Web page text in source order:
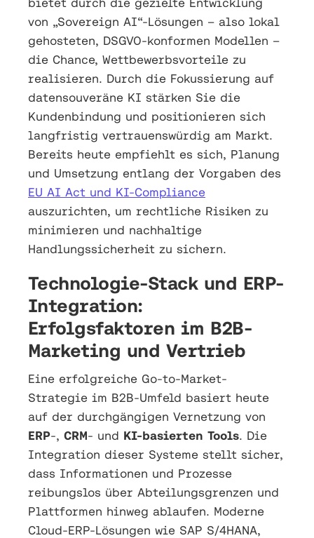
bietet durch die gezielte Entwicklung
von „Sovereign AI“-Lösungen – also lokal
gehosteten, DSGVO-konformen Modellen –
die Chance, Wettbewerbsvorteile zu
realisieren. Durch die Fokussierung auf
datensouveräne KI stärken Sie die
Kundenbindung und positionieren sich
langfristig vertrauenswürdig am Markt.
Bereits heute empfiehlt es sich, Planung
und Umsetzung entlang der Vorgaben des
EU AI Act und KI-Compliance
auszurichten, um rechtliche Risiken zu
minimieren und nachhaltige
Handlungssicherheit zu sichern.
Technologie-Stack und ERP-
Integration:
Erfolgsfaktoren im B2B-
Marketing und Vertrieb
Eine erfolgreiche Go-to-Market-
Strategie im B2B-Umfeld basiert heute
auf der durchgängigen Vernetzung von
ERP-, CRM- und KI-basierten Tools. Die
Integration dieser Systeme stellt sicher,
dass Informationen und Prozesse
reibungslos über Abteilungsgrenzen und
Plattformen hinweg ablaufen. Moderne
Cloud-ERP-Lösungen wie SAP S/4HANA,